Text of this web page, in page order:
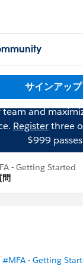
サインアップ
team and
Registerthree
$999
- Getting Started
問
#MFA - Getting